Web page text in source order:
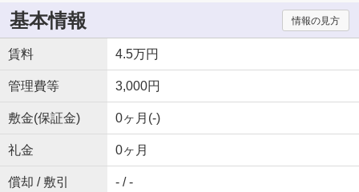
基本情報 情報の見方
賃料 4.5万円
管理費等 3,000円
敷金(保証金) 0ヶ月(-)
礼金 0ヶ月
償却 / 敷引 - / -